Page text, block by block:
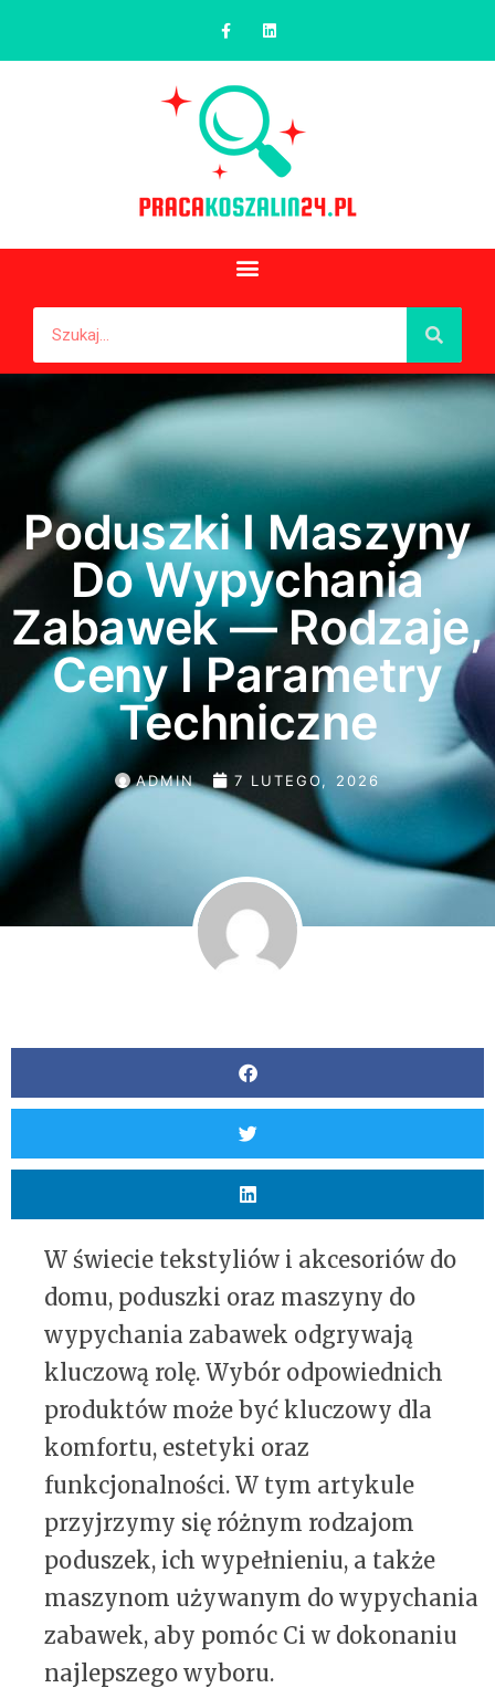
Poduszki I Maszyny
Do Wypychania
Zabawek — Rodzaje,
Ceny I Parametry
Techniczne
ADMIN 7 LUTEGO, 2026
W świecie tekstyliów i akcesoriów do
domu, poduszki oraz maszyny do
wypychania zabawek odgrywają
kluczową rolę. Wybór odpowiednich
produktów może być kluczowy dla
komfortu, estetyki oraz
funkcjonalności. W tym artykule
przyjrzymy się różnym rodzajom
poduszek, ich wypełnieniu, a także
maszynom używanym do wypychania
zabawek, aby pomóc Ci w dokonaniu
najlepszego wyboru.